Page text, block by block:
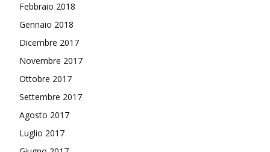
Febbraio 2018
Gennaio 2018
Dicembre 2017
Novembre 2017
Ottobre 2017
Settembre 2017
Agosto 2017
Luglio 2017